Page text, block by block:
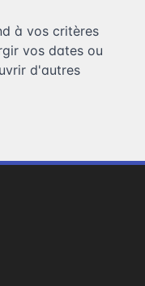
à vos critères
vos dates ou
d'autres